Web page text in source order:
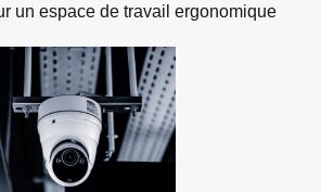
un espace de travail ergonomique